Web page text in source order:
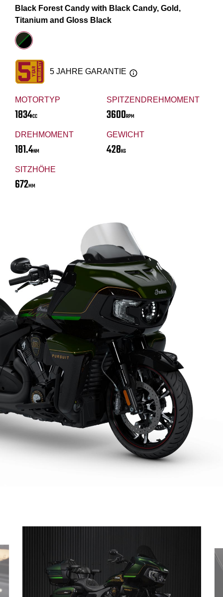
MOTORTYP
1834CC
SPITZENDREHMOMENT
3600RPM
DREHMOMENT
181.4NM
GEWICHT
428KG
SITZHÖHE
672MM
Black Forest Candy with Black Candy, Gold,
Titanium and Gloss Black
5 JAHRE GARANTIE